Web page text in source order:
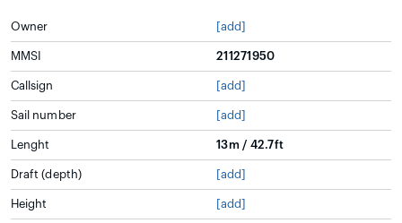
Owner [add]
MMSI 211271950
Callsign [add]
Sail number [add]
Lenght 13m / 42.7ft
Draft (depth) [add]
Height [add]